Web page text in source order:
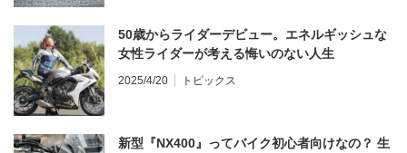
50歳からライダーデビュー。エネルギッシュな
女性ライダーが考える悔いのない人生
2025/4/20 トピックス
新型『NX400』ってバイク初心者向けなの？ 生